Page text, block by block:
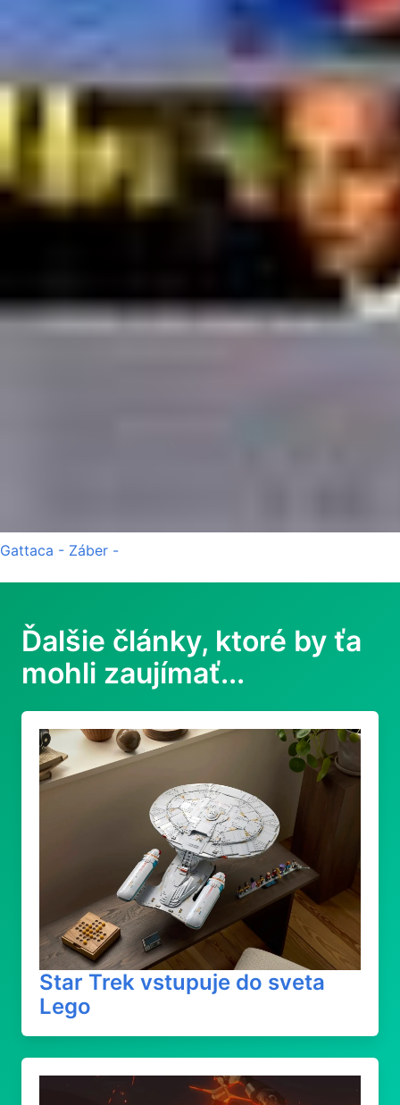
Gattaca - Záber -
Ďalšie články, ktoré by ťa
mohli zaujímať...
Star Trek vstupuje do sveta
Lego